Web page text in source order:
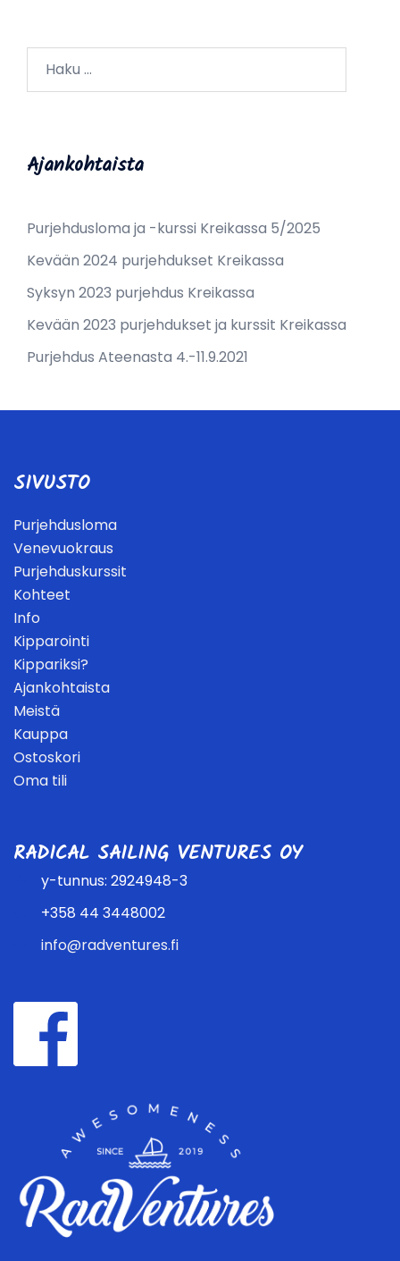
Ajankohtaista
Purjehdusloma ja -kurssi Kreikassa 5/2025
Kevään 2024 purjehdukset Kreikassa
Syksyn 2023 purjehdus Kreikassa
Kevään 2023 purjehdukset ja kurssit Kreikassa
Purjehdus Ateenasta 4.-11.9.2021
SIVUSTO
Purjehdusloma
Venevuokraus
Purjehduskurssit
Kohteet
Info
Kipparointi
Kippariksi?
Ajankohtaista
Meistä
Kauppa
Ostoskori
Oma tili
RADICAL SAILING VENTURES OY
y-tunnus: 2924948-3
+358 44 3448002
info@radventures.fi